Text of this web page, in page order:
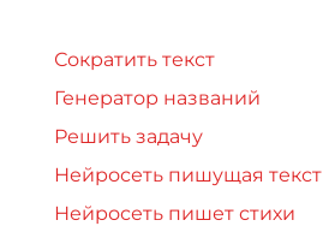
Сократить текст
Генератор названий
Решить задачу
Нейросеть пишущая текст
Нейросеть пишет стихи